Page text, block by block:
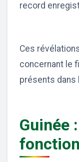
record
Ces
concernant le
présents dans
Guinée